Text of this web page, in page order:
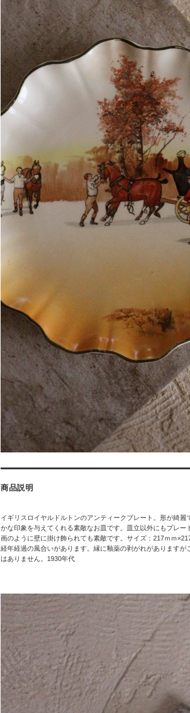
商品説明
イギリスロイヤルドルトンのアンティークプレート。形が綺麗
かな印象を与えてくれる素敵なお皿です。皿立以外にもプレー
画のように壁に掛け飾られても素敵です。サイズ：217ｍｍ
経年経過の風合いがあります。縁に釉薬の剥がれがありますが
はありません。1930年代